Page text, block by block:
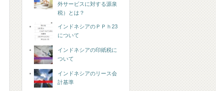
外サービスに対する源泉
税）とは？
インドネシアのＰＰｈ23
について
インドネシアの印紙税に
ついて
インドネシアのリース会
計基準